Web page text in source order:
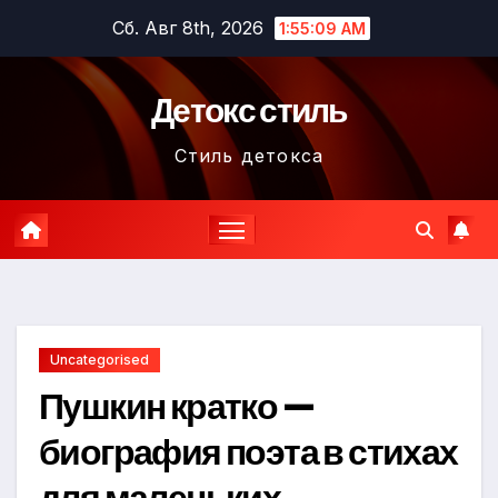
содержимому
Сб. Авг 8th, 2026 1:55:10 AM
Детокс стиль
Стиль детокса
Uncategorised
Пушкин кратко —
биография поэта в стихах